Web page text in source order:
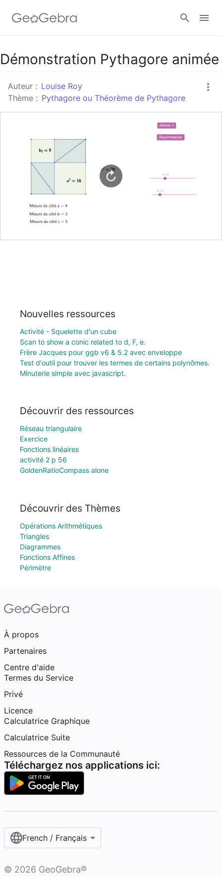
Google Classroom
Classe GeoGebra
Démonstration Pythagore animée
Auteur : Louise Roy
Thème : Pythagore ou Théorème de Pythagore
Nouvelles ressources
Activité - Squelette d'un cube
Scan to show a conic related to d, F, e.
Frère Jacques pour ggb v6 & 5.2 avec enveloppe
Test d'outil pour trouver les termes de certains polynômes.
Minuterie simple avec javascript.
Découvrir des ressources
Réseau triangulaire
Exercice
Fonctions linéaires
activité 2 p 56
GoldenRatioCompass alone
Découvrir des Thèmes
Opérations Arithmétiques
Triangles
Diagrammes
Fonctions Affines
Périmètre
À propos
Partenaires
Centre d'aide
Termes du Service
Privé
Licence
Calculatrice Graphique
Calculatrice Suite
Ressources de la Communauté
Téléchargez nos applications ici:
French / Français‎
© 2026 GeoGebra®